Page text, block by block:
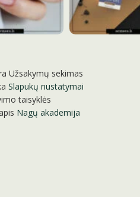
Užsakymų sekimas
Slapukų nustatymai
taisyklės
Nagų akademija